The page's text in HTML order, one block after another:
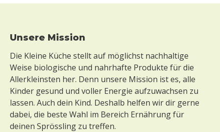
Footer
Unsere Mission
Die Kleine Küche stellt auf möglichst nachhaltige
Weise biologische und nahrhafte Produkte für die
Allerkleinsten her. Denn unsere Mission ist es, alle
Kinder gesund und voller Energie aufzuwachsen zu
lassen. Auch dein Kind. Deshalb helfen wir dir gerne
dabei, die beste Wahl im Bereich Ernährung für
deinen Sprössling zu treffen.